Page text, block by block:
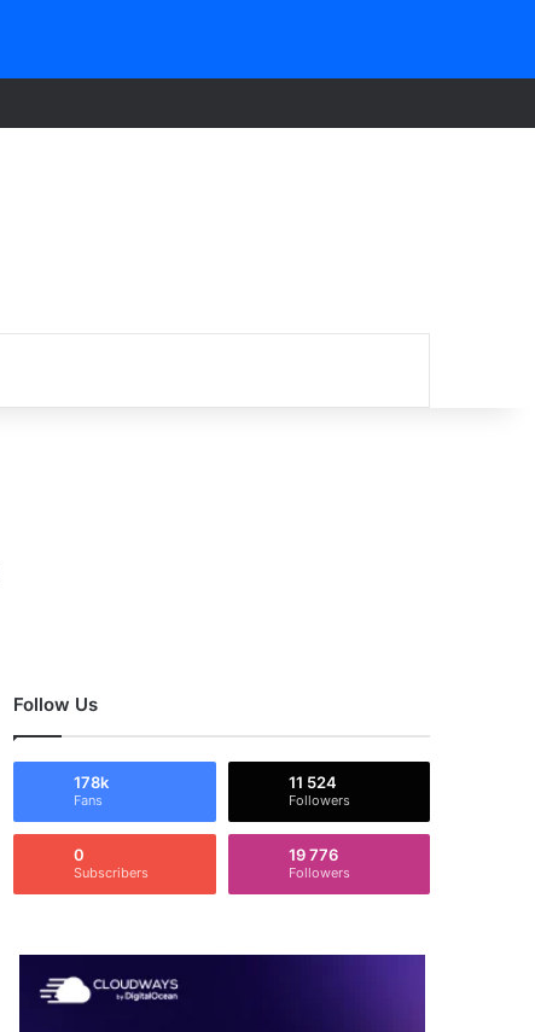
Follow Us
178k
Fans
11 524
Followers
0
Subscribers
19 776
Followers